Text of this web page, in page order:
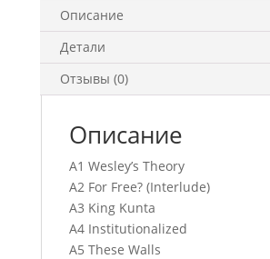
Описание
Детали
Отзывы (0)
Описание
A1 Wesley’s Theory
A2 For Free? (Interlude)
A3 King Kunta
A4 Institutionalized
A5 These Walls